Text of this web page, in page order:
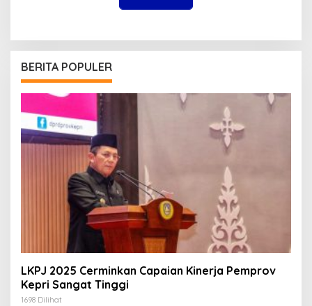
BERITA POPULER
LKPJ 2025 Cerminkan Capaian Kinerja Pemprov
Kepri Sangat Tinggi
1698 Dilihat